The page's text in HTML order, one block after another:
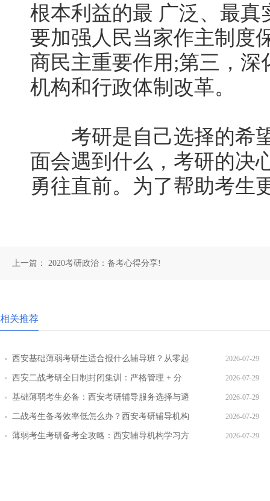
根本利益的最 广泛、最
要加强人民当家作主制度
商民主重要作用;第三，
机构和行政体制改革。
考研是自己选择的希望
面会遇到什么，考研的决
勇往直前。为了帮助考生
上一篇： 2020考研政治：备考心得分享!
相关推荐
西安基础薄弱考研生适合报什么辅导班？从零起
步班型推荐
2026-07-29
西安二战考研全日制封闭集训：严格管理 + 分
层教学效果实测
2026-07-29
基础薄弱考生必备：西安考研辅导服务选择与避
坑指南
2026-07-29
二战考生备考效率低怎么办？西安考研辅导机构
提效方案盘点
2026-07-29
薄弱考生考研备考全攻略：西安辅导机构学习方 2026-07-29